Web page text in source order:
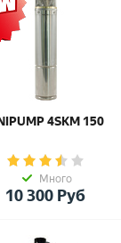
4SKM 150
Много
10 300 Руб